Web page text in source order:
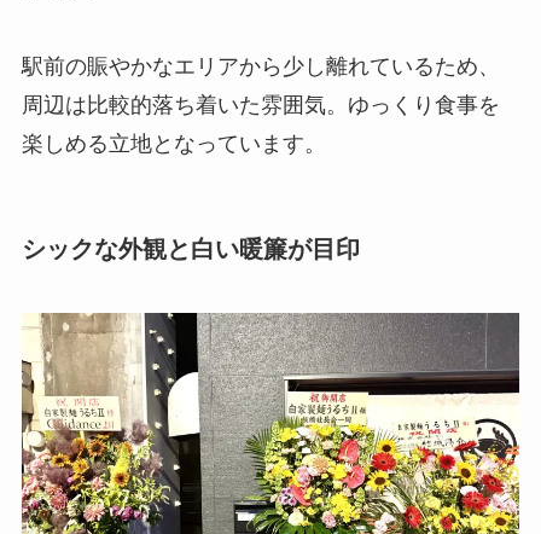
駅前の賑やかなエリアから少し離れているため、
周辺は比較的落ち着いた雰囲気。ゆっくり食事を
楽しめる立地となっています。
シックな外観と白い暖簾が目印